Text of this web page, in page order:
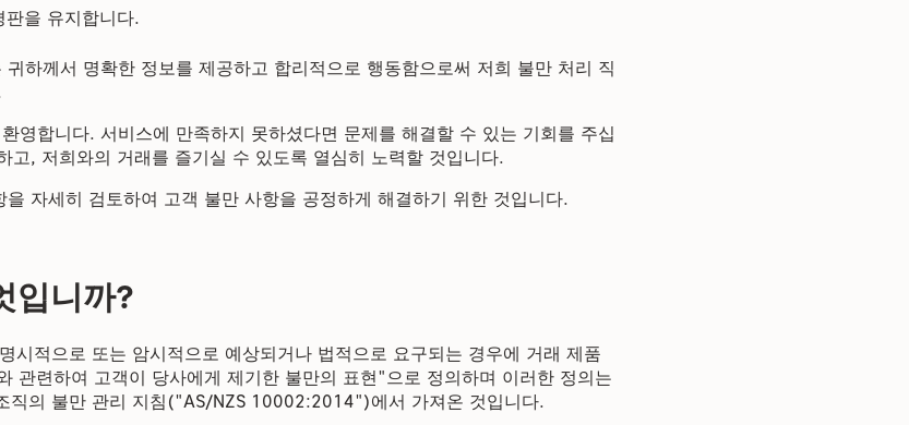
을 유지합니다.
하께서 명확한 정보를 제공하고 합리적으로 행동함으로써 저희 불만 처리 직
영합니다. 서비스에 만족하지 못하셨다면 문제를 해결할 수 있는 기회를 주십
고, 저희와의 거래를 즐기실 수 있도록 열심히 노력할 것입니다.
자세히 검토하여 고객 불만 사항을 공정하게 해결하기 위한 것입니다.
입니까?
시적으로 또는 암시적으로 예상되거나 법적으로 요구되는 경우에 거래 제품
관련하여 고객이 당사에게 제기한 불만의 표현"으로 정의하며 이러한 정의는
직의 불만 관리 지침("AS/NZS 10002:2014")에서 가져온 것입니다.